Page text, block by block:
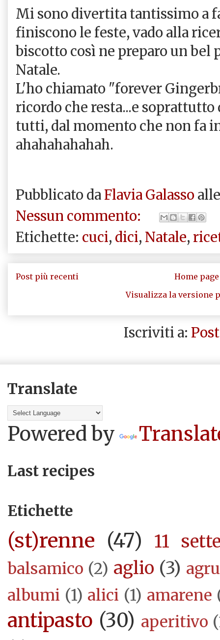
Mi sono divertita tantissimo a
finiscono le feste, vado alla
biscotto così ne preparo un bel
Natale.
L'ho chiamato "forever
ricordo che resta...e
tutti, dal momento che non fa
ahahahahahah.
Pubblicato da Flavia Galasso
Nessun commento:
Etichette: cuci, dici, Natale,
Post più recenti
Home page
Visualizza la versione
Iscriviti a:
Translate
Powered by
Last recipes
Etichette
(st)renne (47) 11
balsamico (2) aglio (3)
albumi (1) alici (1) amarene
antipasto (30) aperitivo